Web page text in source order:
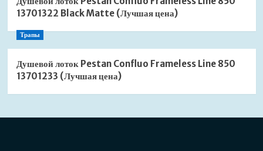
13701322 Black Matte (Лучшая цена)
Трапы
Душевой лоток Pestan Confluo Frameless Line 850
13701233 (Лучшая цена)